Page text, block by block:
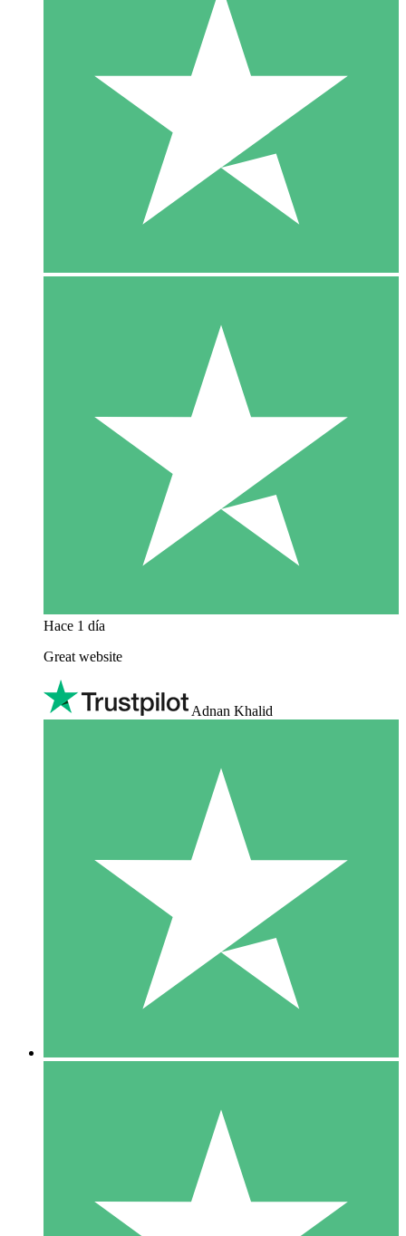
Hace 1 día
Great website
Adnan Khalid